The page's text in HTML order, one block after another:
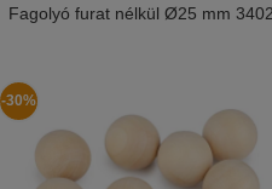
Fagolyó furat nélkül Ø25 mm
-30%